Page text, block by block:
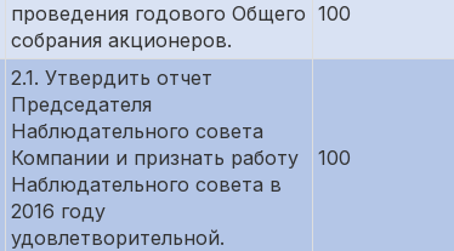
проведения годового Общего
собрания акционеров.
100
2.1. Утвердить отчет
Председателя
Наблюдательного совета
Компании и признать работу
Наблюдательного совета в
2016 году
удовлетворительной.
100